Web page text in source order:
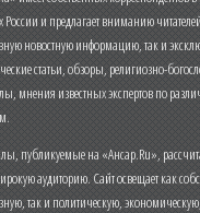
России и предлагает вниманию
новостную информацию, так и
статьи, обзоры, религиозно-
мнения известных экспертов по
публикуемые на «Ансар.Ru»,
аудиторию. Сайт освещает как
так и политическую,